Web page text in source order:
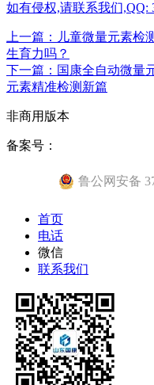
如有侵权,请联系我们,QQ:
上一篇：儿童微量元素检
生育力吗？
下一篇：国康全自动微量
元素精准检测新篇
非商用版本
备案号：
鲁公网安备
首页
电话
微信
联系我们